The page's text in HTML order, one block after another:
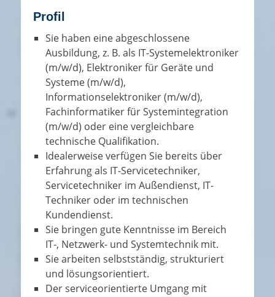
Profil
Sie haben eine abgeschlossene
Ausbildung, z. B. als IT-Systemelektroniker
(m/w/d), Elektroniker für Geräte und
Systeme (m/w/d),
Informationselektroniker (m/w/d),
Fachinformatiker für Systemintegration
(m/w/d) oder eine vergleichbare
technische Qualifikation.
Idealerweise verfügen Sie bereits über
Erfahrung als IT-Servicetechniker,
Servicetechniker im Außendienst, IT-
Techniker oder im technischen
Kundendienst.
Sie bringen gute Kenntnisse im Bereich
IT-, Netzwerk- und Systemtechnik mit.
Sie arbeiten selbstständig, strukturiert
und lösungsorientiert.
Der serviceorientierte Umgang mit